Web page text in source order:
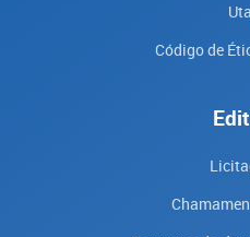
Código de